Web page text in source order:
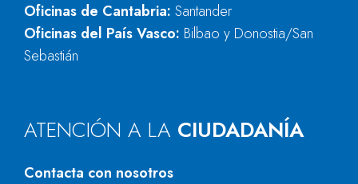
Oficinas de Cantabria: Santander
Oficinas del País Vasco: Bilbao y Donostia/San
Sebastián
ATENCIÓN A LA CIUDADANÍA
Contacta con nosotros